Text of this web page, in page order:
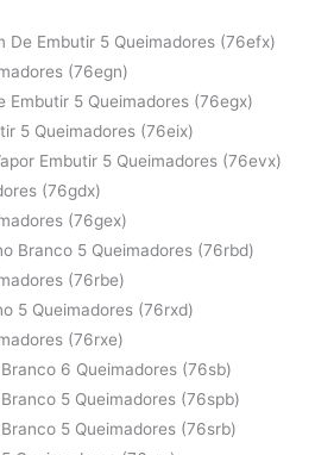
De Embutir 5 Queimadores (76efx)
(76egn)
Embutir 5 Queimadores (76egx)
5 Queimadores (76eix)
Embutir 5 Queimadores (76evx)
(76gdx)
(76gex)
Branco 5 Queimadores (76rbd)
(76rbe)
5 Queimadores (76rxd)
(76rxe)
6 Queimadores (76sb)
5 Queimadores (76spb)
5 Queimadores (76srb)